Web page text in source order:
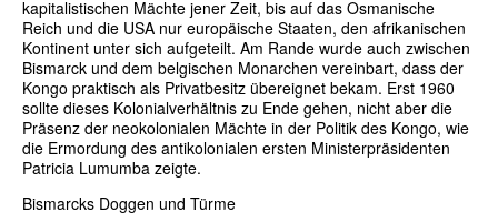
kapitalistischen Mächte jener Zeit, bis auf das Osmanische
Reich und die USA nur europäische Staaten, den afrikanischen
Kontinent unter sich aufgeteilt. Am Rande wurde auch zwischen
Bismarck und dem belgischen Monarchen vereinbart, dass der
Kongo praktisch als Privatbesitz übereignet bekam. Erst 1960
sollte dieses Kolonialverhältnis zu Ende gehen, nicht aber die
Präsenz der neokolonialen Mächte in der Politik des Kongo, wie
die Ermordung des antikolonialen ersten Ministerpräsidenten
Patricia Lumumba zeigte.
Bismarcks Doggen und Türme